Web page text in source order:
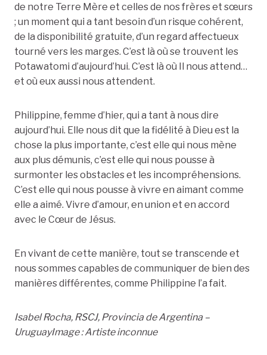
de notre Terre Mère et celles de nos frères et sœurs
; un moment qui a tant besoin d’un risque cohérent,
de la disponibilité gratuite, d’un regard affectueux
tourné vers les marges. C’est là où se trouvent les
Potawatomi d’aujourd’hui. C’est là où Il nous attend…
et où eux aussi nous attendent.
Philippine, femme d’hier, qui a tant à nous dire
aujourd’hui. Elle nous dit que la fidélité à Dieu est la
chose la plus importante, c’est elle qui nous mène
aux plus démunis, c’est elle qui nous pousse à
surmonter les obstacles et les incompréhensions.
C’est elle qui nous pousse à vivre en aimant comme
elle a aimé. Vivre d’amour, en union et en accord
avec le Cœur de Jésus.
En vivant de cette manière, tout se transcende et
nous sommes capables de communiquer de bien des
manières différentes, comme Philippine l’a fait.
Isabel Rocha, RSCJ, Provincia de Argentina –
UruguayImage : Artiste inconnue